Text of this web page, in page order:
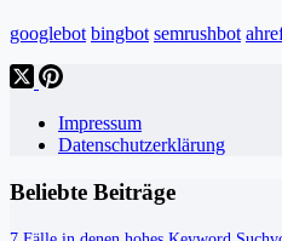
googlebot bingbot semrushbot
Impressum
Datenschutzerklärung
Beliebte Beiträge